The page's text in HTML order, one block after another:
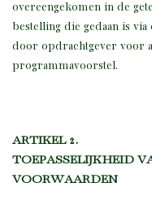
overeengekomen in de
bestelling die gedaan is
door opdrachtgever voor
programmavoorstel.
ARTIKEL 2.
TOEPASSELIJKHEID
VOORWAARDEN